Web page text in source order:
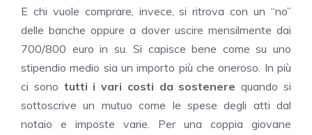
E chi vuole comprare, invece, si ritrova con un “no”
delle banche oppure a dover uscire mensilmente dai
700/800 euro in su. Si capisce bene come su uno
stipendio medio sia un importo più che oneroso. In più
ci sono tutti i vari costi da sostenere quando si
sottoscrive un mutuo come le spese degli atti dal
notaio e imposte varie. Per una coppia giovane